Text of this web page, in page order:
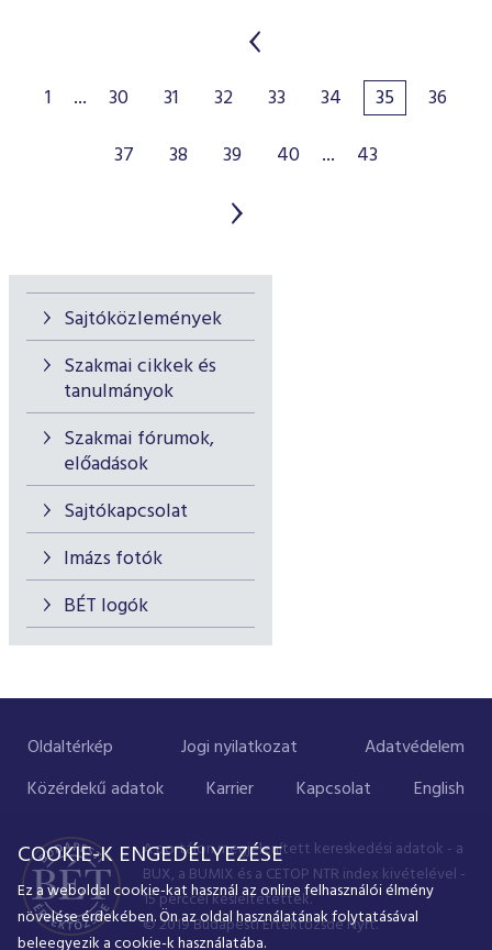
Sajtóközlemények
Szakmai cikkek és
tanulmányok
Szakmai fórumok,
előadások
Sajtókapcsolat
Imázs fotók
BÉT logók
1 ... 30 31 32 33 34 35
36
37
38 39 40 ... 43
Oldaltérkép Jogi nyilatkozat
Adatvédelem
Közérdekű adatok
Karrier Kapcsolat English
A portálon megjelenített kereskedési adatok - a
BUX, a BUMIX és a CETOP NTR index kivételével -
15 perccel késleltetettek.
© 2019 Budapesti Értéktőzsde Nyrt.
COOKIE-K ENGEDÉLYEZÉSE
Ez a weboldal cookie-kat használ az online felhasználói élmény
növelése érdekében. Ön az oldal használatának folytatásával
beleegyezik a cookie-k használatába.